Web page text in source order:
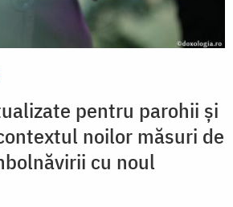
pentru parohii și
noilor măsuri de
cu noul